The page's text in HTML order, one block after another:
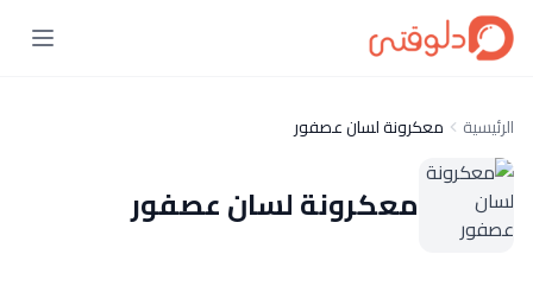
الرئيسية معكرونة لسان عصفور
معكرونة لسان عصفور